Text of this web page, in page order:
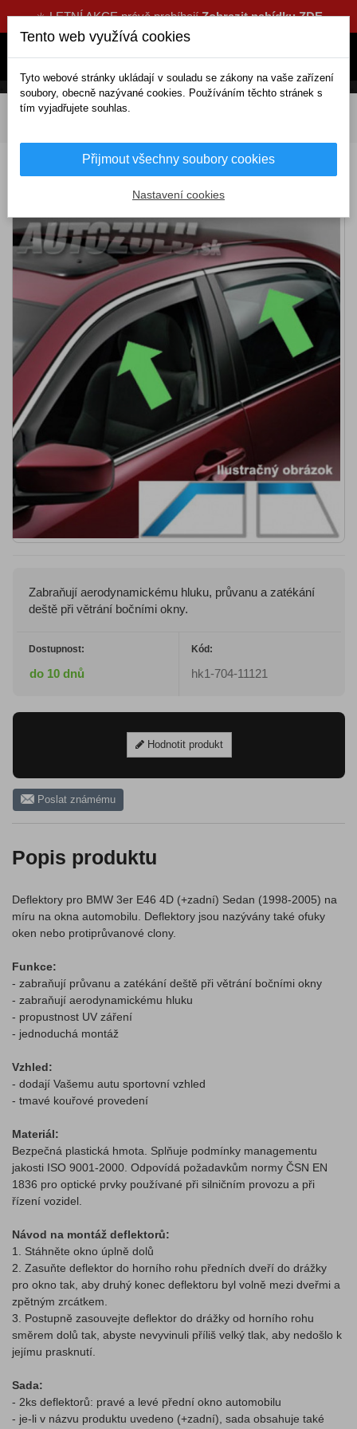
☀️ LETNÍ AKCE právě probíhajíZobrazit nabídku ZDE
DOMOV Exteriérové doplňky
Deflektory BMW 3er E46 4D (+zadní) Sedan
(1998-2005)
Zabraňují aerodynamickému hluku, průvanu a zatékání
deště při větrání bočními okny.
Dostupnost:
do 10 dnů
Kód:
hk1-704-11121
Hodnotit produkt
Poslat známému
Popis produktu
Deflektory pro BMW 3er E46 4D (+zadní) Sedan (1998-2005) na
míru na okna automobilu. Deflektory jsou nazývány také ofuky
oken nebo protiprůvanové clony.
Funkce:
- zabraňují průvanu a zatékání deště při větrání bočními okny
- zabraňují aerodynamickému hluku
- propustnost UV záření
- jednoduchá montáž
Vzhled:
- dodají Vašemu autu sportovní vzhled
- tmavé kouřové provedení
Materiál:
Bezpečná plastická hmota. Splňuje podmínky managementu
jakosti ISO 9001-2000. Odpovídá požadavkům normy ČSN EN
1836 pro optické prvky používané při silničním provozu a při
řízení vozidel.
Návod na montáž deflektorů:
1. Stáhněte okno úplně dolů
2. Zasuňte deflektor do horního rohu předních dveří do drážky
pro okno tak, aby druhý konec deflektoru byl volně mezi dveřmi a
zpětným zrcátkem.
3. Postupně zasouvejte deflektor do drážky od horního rohu
směrem dolů tak, abyste nevyvinuli příliš velký tlak, aby nedošlo k
jejímu prasknutí.
Sada:
- 2ks deflektorů: pravé a levé přední okno automobilu
- je-li v názvu produktu uvedeno (+zadní), sada obsahuje také
Tento web využívá cookies
Tyto webové stránky ukládají v souladu se zákony na vaše zařízení
soubory, obecně nazývané cookies. Používáním těchto stránek s
tím vyjadřujete souhlas.
Přijmout všechny soubory cookies
Nastavení cookies